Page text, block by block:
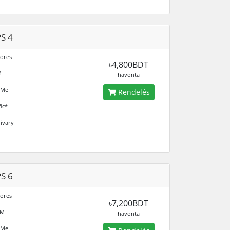
4
৳4,800BDT
havonta
Rendelés
6
৳7,200BDT
havonta